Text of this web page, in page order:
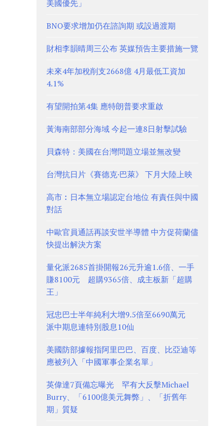
美國優先」
BNO要求增加仍在諮詢期 或設過渡期
財相李韻晴周三公布 英媒預告主要措施一覽
未來4年加稅削支2668億 4月最低工資加
4.1%
有望開拍第4集 應特朗普要求重啟
黃海南部部分海域 今起一連8日射擊試驗
貝森特：美國在台灣問題立場並無改變
台灣抗日片《賽德克·巴萊》 下月大陸上映
高市︰日本無立場認定台地位 有責任與中國
對話
中歐官員通話再談安世半導體 中方促荷蘭儘
快提出解決方案
量化派2685首掛開報26元升逾1.6倍、一手
賺8100元 超購9365倍、成主板新「超購
王」
冠忠巴士半年純利大增9.5倍至6690萬元
派中期息連特別股息10仙
美國防部據報指阿里巴巴、百度、比亞迪等
應被列入「中國軍事企業名單」
英偉達7頁備忘曝光 罕有大反擊Michael
Burry、「6100億美元舞弊」、「折舊年
期」質疑